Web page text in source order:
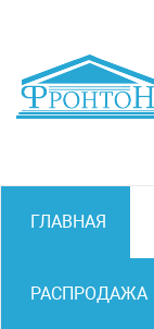
ГЛАВНАЯ
РАСПРОДАЖА